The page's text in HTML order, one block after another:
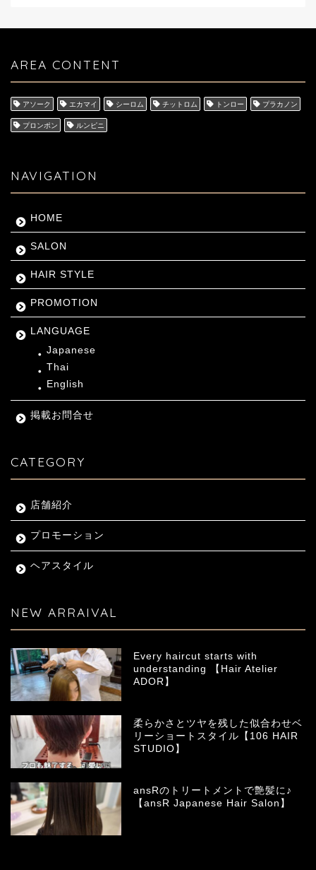
AREA CONTENT
アソーク エカマイ シーロム チットロム トンロー プラカノン
プロンポン ルンピニ
NAVIGATION
HOME
SALON
HAIR STYLE
PROMOTION
LANGUAGE
Japanese
Thai
English
掲載お問合せ
CATEGORY
店舗紹介
プロモーション
ヘアスタイル
NEW ARRAIVAL
Every haircut starts with
understanding 【Hair Atelier
ADOR】
柔らかさとツヤを残した似合わせベ
リーショートスタイル【106 HAIR
STUDIO】
ansRのトリートメントで艶髪に♪
【ansR Japanese Hair Salon】